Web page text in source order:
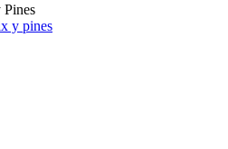
y pines